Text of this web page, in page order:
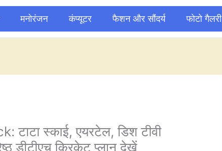
मनोरंजन कंप्यूटर फैशन और सौंदर्य फोटो गैलरी
स्काई, एयरटेल, डिश टीवी
डीटीएच क्रिकेट प्लान देखें